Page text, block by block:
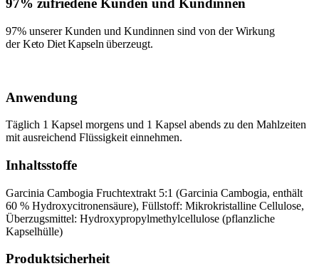
97% zufriedene Kunden und Kundinnen
97% unserer Kunden und Kundinnen sind von der Wirkung
derKeto Diet Kapseln überzeugt.
Anwendung
Täglich 1 Kapsel morgens und 1 Kapsel abends zu den Mahlzeiten
mit ausreichend Flüssigkeit einnehmen.
Inhaltsstoffe
Garcinia Cambogia Fruchtextrakt 5:1 (Garcinia Cambogia, enthält
60 % Hydroxycitronensäure), Füllstoff: Mikrokristalline Cellulose,
Überzugsmittel: Hydroxypropylmethylcellulose (pflanzliche
Kapselhülle)
Produktsicherheit